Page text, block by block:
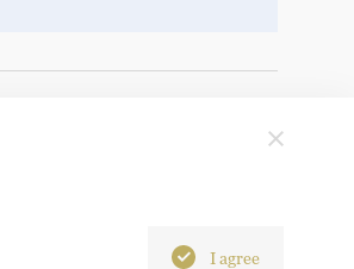
I agree